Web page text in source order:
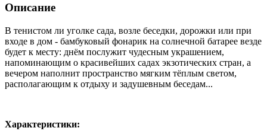
Описание
В тенистом ли уголке сада, возле беседки, дорожки или при
входе в дом - бамбуковый фонарик на солнечной батарее везде
будет к месту: днём послужит чудесным украшением,
напоминающим о красивейших садах экзотических стран, а
вечером наполнит пространство мягким тёплым светом,
располагающим к отдыху и задушевным беседам...
Характеристики: